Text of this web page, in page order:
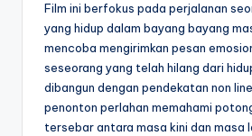
Film ini berfokus pada perjalanan
yang hidup dalam bayang bayang
mencoba mengirimkan pesan
seseorang yang telah hilang dari
dibangun dengan pendekatan non
penonton perlahan memahami
tersebar antara masa kini dan masa